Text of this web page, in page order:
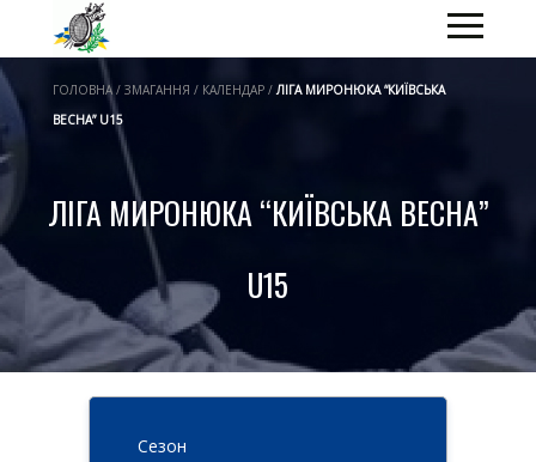
ГОЛОВНА / ЗМАГАННЯ / КАЛЕНДАР /ЛІГА МИРОНЮКА “КИЇВСЬКА
ВЕСНА” U15
ЛІГА МИРОНЮКА “КИЇВСЬКА ВЕСНА”
U15
Cезон